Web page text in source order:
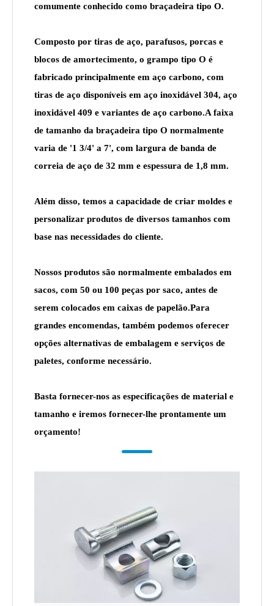
comumente conhecido como braçadeira tipo O.
Composto por tiras de aço, parafusos, porcas e
blocos de amortecimento, o grampo tipo O é
fabricado principalmente em aço carbono, com
tiras de aço disponíveis em aço inoxidável 304, aço
inoxidável 409 e variantes de aço carbono.A faixa
de tamanho da braçadeira tipo O normalmente
varia de '1 3/4' a 7', com largura de banda de
correia de aço de 32 mm e espessura de 1,8 mm.
Além disso, temos a capacidade de criar moldes e
personalizar produtos de diversos tamanhos com
base nas necessidades do cliente.
Nossos produtos são normalmente embalados em
sacos, com 50 ou 100 peças por saco, antes de
serem colocados em caixas de papelão.Para
grandes encomendas, também podemos oferecer
opções alternativas de embalagem e serviços de
paletes, conforme necessário.
Basta fornecer-nos as especificações de material e
tamanho e iremos fornecer-lhe prontamente um
orçamento!